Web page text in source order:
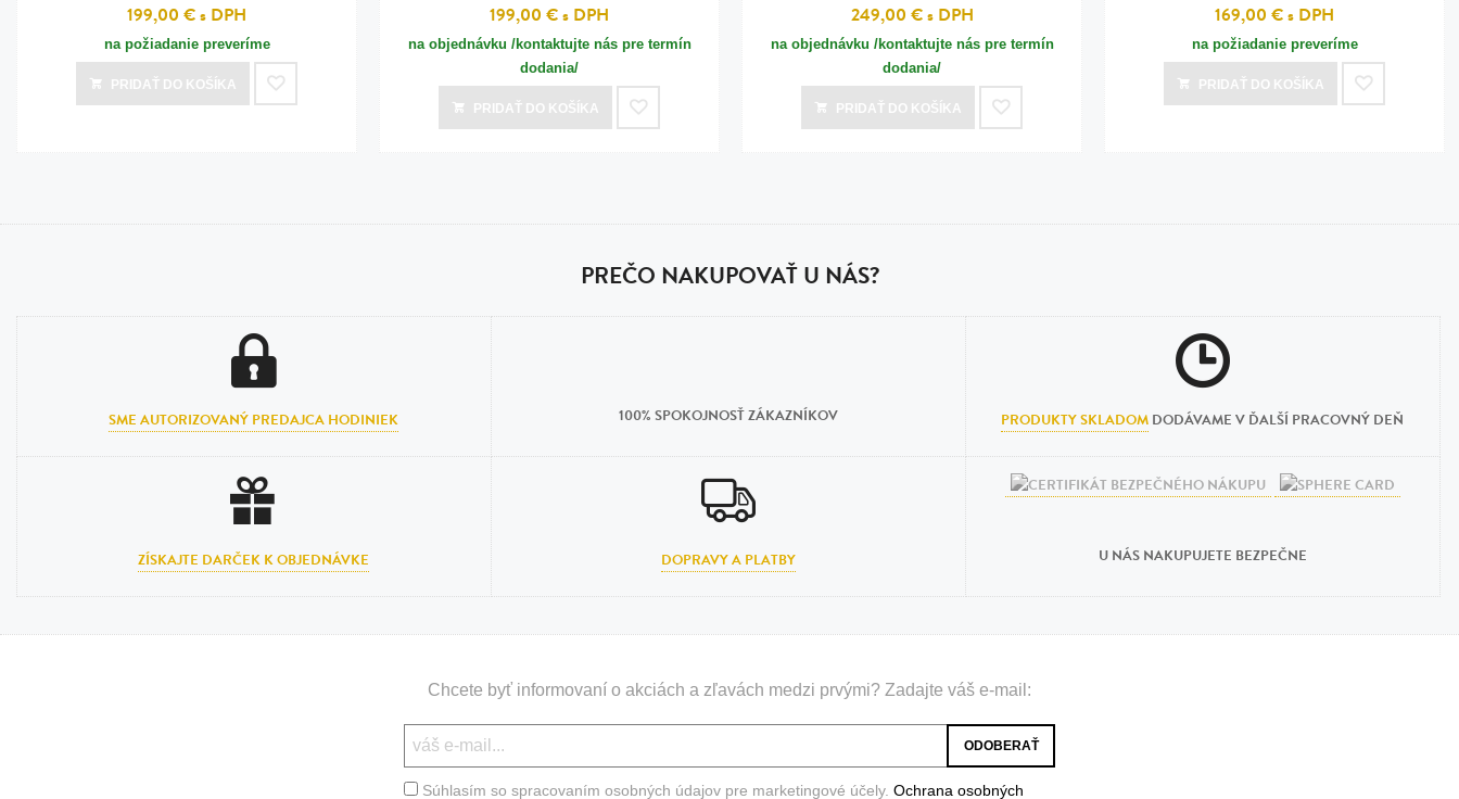
199,00 €s DPH
na požiadanie preveríme
PRIDAŤ DO KOŠÍKA
199,00 €s DPH
na objednávku /kontaktujte nás pre termín
dodania/
PRIDAŤ DO KOŠÍKA
249,00 €s DPH
na objednávku /kontaktujte nás pre termín
dodania/
PRIDAŤ DO KOŠÍKA
169,00 €s DPH
na požiadanie preveríme
PRIDAŤ DO KOŠÍKA
PREČO NAKUPOVAŤ U NÁS?
SME AUTORIZOVANÝ PREDAJCA HODINIEK 100% SPOKOJNOSŤ ZÁKAZNÍKOV PRODUKTY SKLADOM DODÁVAME V ĎALŠÍ PRACOVNÝ DEŇ
ZÍSKAJTE DARČEK K OBJEDNÁVKE DOPRAVY A PLATBY U NÁS NAKUPUJETE BEZPEČNE
Chcete byť informovaní o akciách a zľavách medzi prvými? Zadajte váš e-mail:
Súhlasím so spracovaním osobných údajov pre marketingové účely. Ochrana osobných